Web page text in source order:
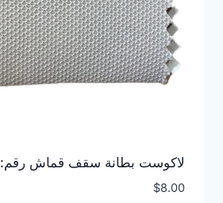
لاكوست بطانة سقف قماش رقم: 176
$8.00